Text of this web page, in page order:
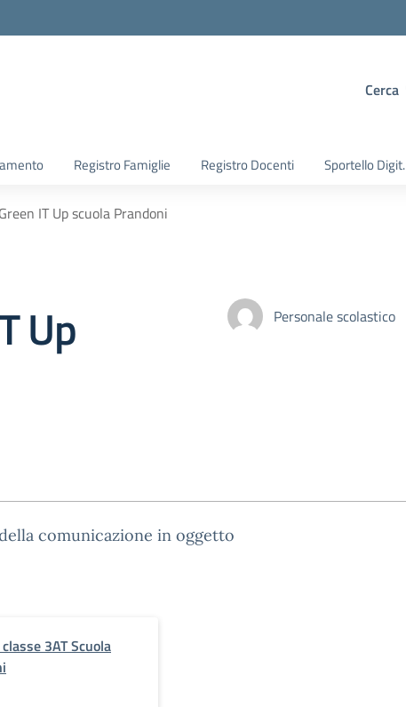
Cerca
Registro Famiglie Registro Docenti Sportello Digit.
IT Up scuola Prandoni
Up Personale scolastico
comunicazione in oggetto
3AT Scuola